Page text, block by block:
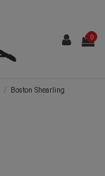
0
Boston Shearling